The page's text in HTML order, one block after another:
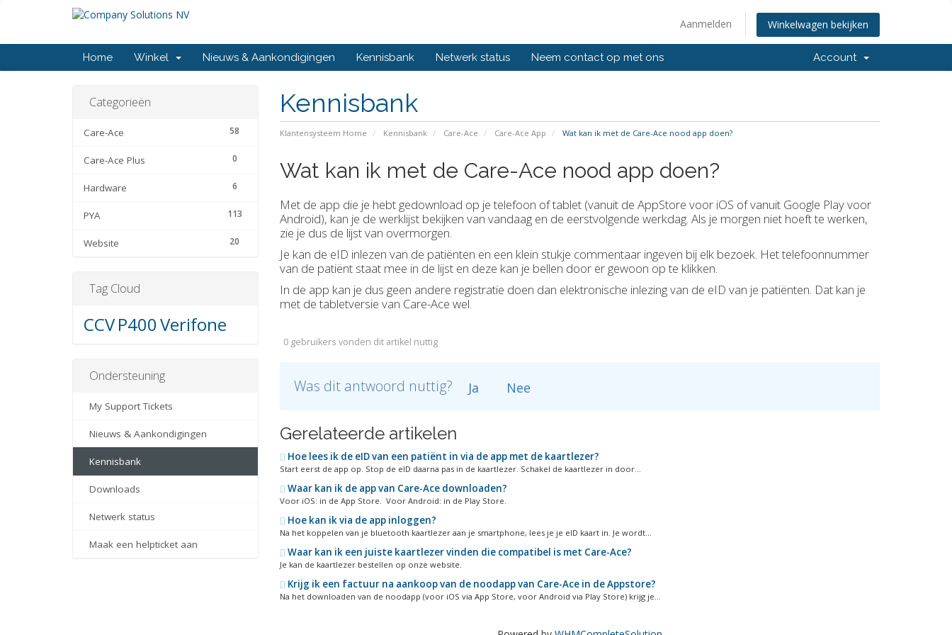
Aanmelden Winkelwagen bekijken
Home Winkel Nieuws & Aankondigingen Kennisbank Netwerk status Neem contact op met ons Account
Kennisbank
Klantensysteem Home Kennisbank Care-Ace Care-Ace App Wat kan ik met de Care-Ace nood app doen?
Categorieën
58
Care-Ace
0
Care-Ace Plus
6
Hardware
113
PYA
20
Website
Wat kan ik met de Care-Ace nood app doen?
Met de app die je hebt gedownload op je telefoon of tablet (vanuit de AppStore voor iOS of vanuit Google Play voor
Android), kan je de werklijst bekijken van vandaag en de eerstvolgende werkdag. Als je morgen niet hoeft te werken,
zie je dus de lijst van overmorgen.
Je kan de eID inlezen van de patiënten en een klein stukje commentaar ingeven bij elk bezoek. Het telefoonnummer
van de patiënt staat mee in de lijst en deze kan je bellen door er gewoon op te klikken.
In de app kan je dus geen andere registratie doen dan elektronische inlezing van de eID van je patiënten. Dat kan je
met de tabletversie van Care-Ace wel.
0 gebruikers vonden dit artikel nuttig
Was dit antwoord nuttig? Ja Nee
Gerelateerde artikelen
Hoe lees ik de eID van een patiënt in via de app met de kaartlezer?
Start eerst de app op. Stop de eID daarna pas in de kaartlezer. Schakel de kaartlezer in door...
Waar kan ik de app van Care-Ace downloaden?
Voor iOS: in de App Store. Voor Android: in de Play Store.
Hoe kan ik via de app inloggen?
Na het koppelen van je bluetooth kaartlezer aan je smartphone, lees je je eID kaart in. Je wordt...
Waar kan ik een juiste kaartlezer vinden die compatibel is met Care-Ace?
Je kan de kaartlezer bestellen op onze website.
Krijg ik een factuur na aankoop van de noodapp van Care-Ace in de Appstore?
Na het downloaden van de noodapp (voor iOS via App Store, voor Android via Play Store) krijg je...
Tag Cloud
CCVP400Verifone
Ondersteuning
My Support Tickets
Nieuws & Aankondigingen
Kennisbank
Downloads
Netwerk status
Maak een helpticket aan